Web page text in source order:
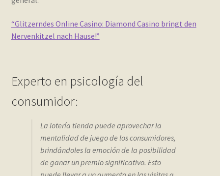
“Glitzerndes Online Casino: Diamond Casino bringt den
Nervenkitzel nach Hause!”
Experto en psicología del
consumidor:
La lotería tienda puede aprovechar la
mentalidad de juego de los consumidores,
brindándoles la emoción de la posibilidad
de ganar un premio significativo. Esto